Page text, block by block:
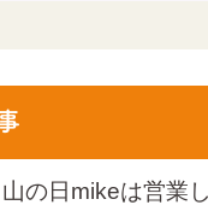
山の日mikeは営業